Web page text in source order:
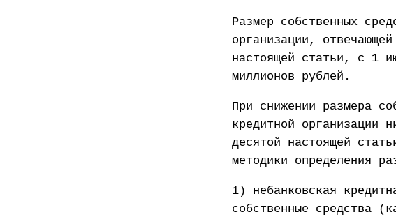
Размер собственных
организации,
настоящей статьи, с 1
миллионов рублей.
При снижении размера
кредитной организации
десятой настоящей
методики определения
1) небанковская
собственные средства